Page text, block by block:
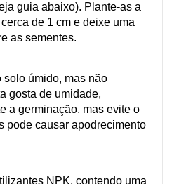
guia abaixo). Plante-as a
de 1 cm e deixe uma
as sementes.
solo úmido, mas não
gosta de umidade,
a germinação, mas evite o
pode causar apodrecimento
NPK, contendo uma